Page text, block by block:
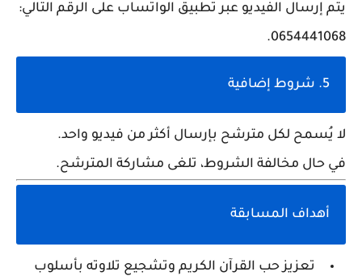
يتم إرسال الفيديو عبر تطبيق الواتساب على الرقم التالي:
0654441068
.
5. شروط إضافية
لا يُسمح لكل مترشح بإرسال أكثر من فيديو واحد.
في حال مخالفة الشروط، تلغى مشاركة المترشح.
أهداف المسابقة
تعزيز حب القرآن الكريم وتشجيع تلاوته بأسلوب